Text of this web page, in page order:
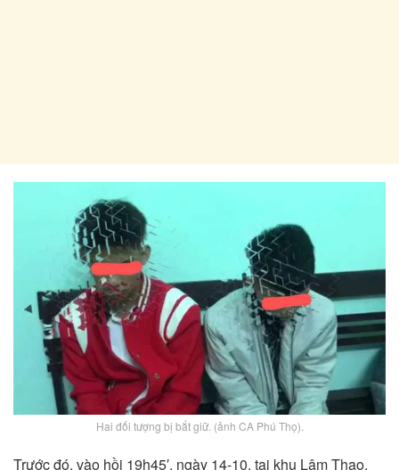
Hai đối tượng bị bắt giữ. (ảnh CA Phú Thọ).
Trước đó, vào hồi 19h45′, ngày 14-10, tại khu Lâm Thao,